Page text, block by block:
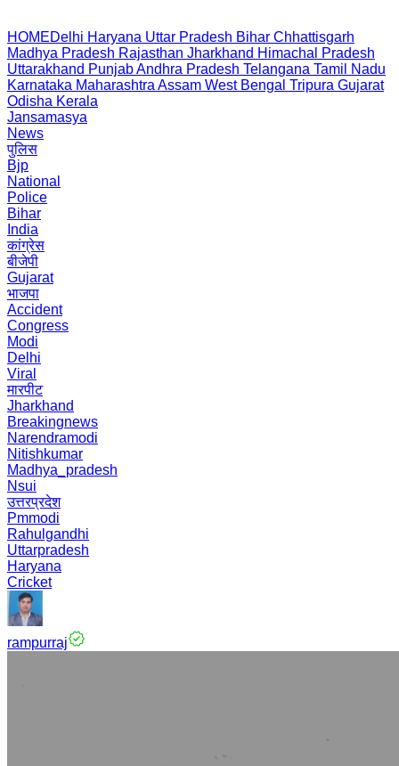
HOMEDelhi Haryana Uttar Pradesh Bihar Chhattisgarh
Madhya Pradesh Rajasthan Jharkhand Himachal Pradesh
Uttarakhand PunjabAndhra Pradesh Telangana Tamil Nadu
Karnataka Maharashtra Assam West Bengal Tripura Gujarat
Odisha Kerala
Jansamasya
News
पुलिस
Bjp
National
Police
Bihar
India
कांग्रेस
बीजेपी
Gujarat
भाजपा
Accident
Congress
Modi
Delhi
Viral
मारपीट
Jharkhand
Breakingnews
Narendramodi
Nitishkumar
Madhya_pradesh
Nsui
उत्तरप्रदेश
Pmmodi
Rahulgandhi
Uttarpradesh
Haryana
Cricket
rampurraj